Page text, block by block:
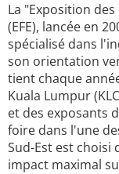
La "Exposition
(EFE), lancée en
spécialisé dans
son orientation
tient chaque
Kuala Lumpur
et des exposants
foire dans l'une
Sud-Est est
impact maximal